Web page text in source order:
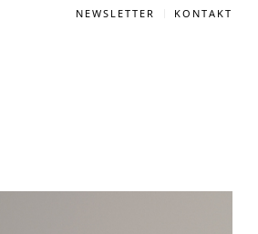
NEWSLETTER KONTAKT